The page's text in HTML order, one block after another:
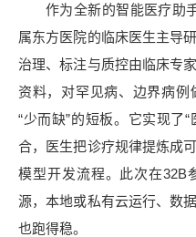
作为全新的智能医疗助
属东方医院的临床医生主导
治理、标注与质控由临床专
资料，对罕见病、边界病
“少而缺”的短板。它实现了
合，医生把诊疗规律提炼成
模型开发流程。此次在32B
源，本地或私有云运行、数
也跑得稳。